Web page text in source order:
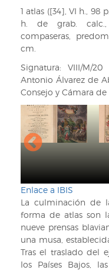
1 atlas ([34], VI h., 98
h. de grab. calc.,
compaseras,
cm.
Signatura: VIII/M/
Antonio Álvarez de
Consejo y Cámara de
Enlace a IBIS
La culminación de
forma de atlas son
nueve prensas
una musa,
Tras el traslado del
los Países Bajos,